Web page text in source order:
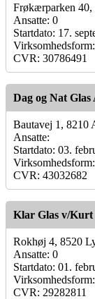
Frøkærparken 40,
Ansatte: 0
Startdato: 17.
CVR: 30786491
Dag og Nat Glas
Bautavej 1, 8210
Ansatte:
Startdato: 03.
CVR: 43032682
Klar Glas v/Kurt
Rokhøj 4, 8520
Ansatte: 0
Startdato: 01.
CVR: 29282811